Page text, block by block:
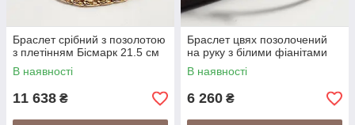
Браслет срібний з позолотою
з плетінням Бісмарк 21.5 см
В наявності
11 638 ₴
Браслет цвях позолочений
на руку з білими фіанітами
В наявності
6 260 ₴